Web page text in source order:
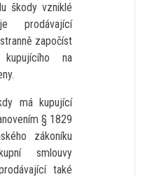
škody vzniklé
prodávající
započíst
na
má kupující
§ 1829
zákoníku
smlouvy
také